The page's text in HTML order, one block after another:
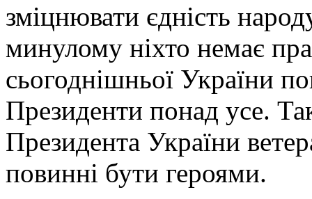
зміцнювати єдність
минулому ніхто немає
сьогоднішньої України
Президенти понад усе.
Президента України
повинні бути героями.